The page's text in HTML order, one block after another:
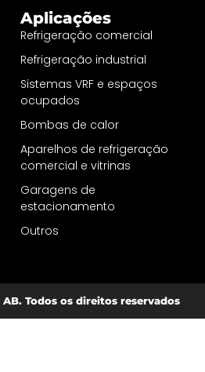
Aplicações
Refrigeração comercial
Refrigeração industrial
Sistemas VRF e espaços
ocupados
Bombas de calor
Aparelhos de refrigeração
comercial e vitrinas
Garagens de
estacionamento
Outros
Todos os direitos reservados